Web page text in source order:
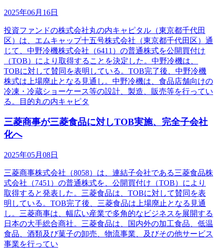
2025年06月16日
投資ファンドの株式会社丸の内キャピタル（東京都千代田
区）は、エムキャップ十五号株式会社（東京都千代田区）通
じて、中野冷機株式会社（6411）の普通株式を公開買付け
（TOB）により取得することを決定した。中野冷機は、
TOBに対して賛同を表明している。TOB完了後、中野冷機
株式は上場廃止となる見通し。中野冷機は、食品店舗向けの
冷凍・冷蔵ショーケース等の設計、製造、販売等を行ってい
る。目的丸の内キャピタ
三菱商事が三菱食品に対しTOB実施、完全子会社
化へ
2025年05月08日
三菱商事株式会社（8058）は、連結子会社である三菱食品株
式会社（7451）の普通株式を、公開買付け（TOB）により
取得すると発表した。三菱食品は、TOBに対して賛同を表
明している。TOB完了後、三菱食品は上場廃止となる見通
し。三菱商事は、幅広い産業で多角的なビジネスを展開する
日本の大手総合商社。三菱食品は、国内外の加工食品、低温
食品、酒類及び菓子の卸売、物流事業、及びその他サービス
事業を行ってい